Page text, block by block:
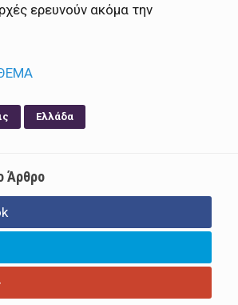
ερευνούν ακόμα την
Ελλάδα
Άρθρο